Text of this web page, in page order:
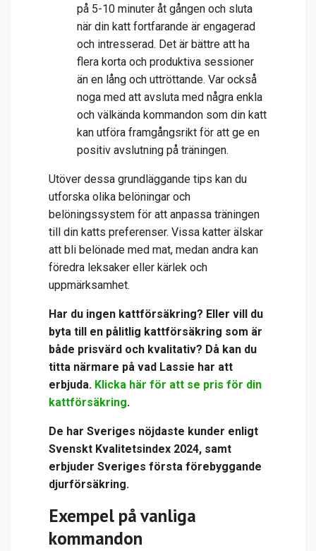
på 5-10 minuter åt gången och sluta
när din katt fortfarande är engagerad
och intresserad. Det är bättre att ha
flera korta och produktiva sessioner
än en lång och uttröttande. Var också
noga med att avsluta med några enkla
och välkända kommandon som din katt
kan utföra framgångsrikt för att ge en
positiv avslutning på träningen.
Utöver dessa grundläggande tips kan du
utforska olika belöningar och
belöningssystem för att anpassa träningen
till din katts preferenser. Vissa katter älskar
att bli belönade med mat, medan andra kan
föredra leksaker eller kärlek och
uppmärksamhet.
Har du ingen kattförsäkring? Eller vill du
byta till en pålitlig kattförsäkring som är
både prisvärd och kvalitativ? Då kan du
titta närmare på vad Lassie har att
erbjuda. Klicka här för att se pris för din
kattförsäkring.
De har Sveriges nöjdaste kunder enligt
Svenskt Kvalitetsindex 2024, samt
erbjuder Sveriges första förebyggande
djurförsäkring.
Exempel på vanliga
kommandon